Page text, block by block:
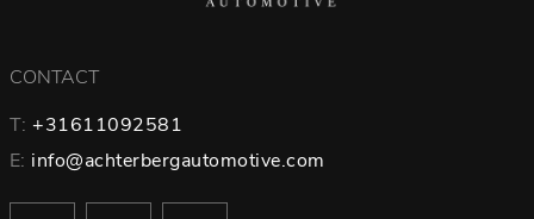
CONTACT
T: +31611092581
E: info@achterbergautomotive.com